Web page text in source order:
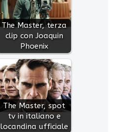
The Master, terza
clip con Joaquin
Phoenix
The Master, spot
tv in italiano e
locandina ufficiale